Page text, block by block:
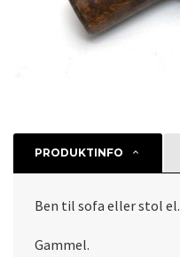
PRODUKTINFO
Ben til sofa eller stol el.
Gammel.